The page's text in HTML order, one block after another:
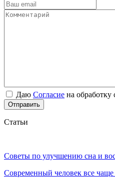
Даю Согласие на обработку
Отправить
Статьи
Советы по улучшению сна и
Современный человек все